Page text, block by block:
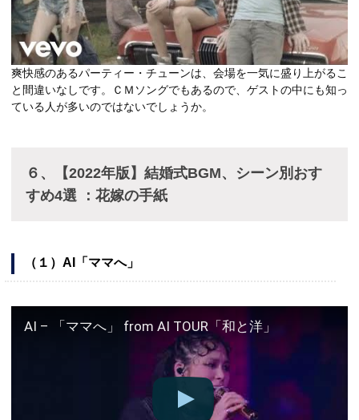
爽快感のあるパーティー・チューンは、会場を一気に盛り上がるこ
と間違いなしです。ＣＭソングでもあるので、ゲストの中にも知っ
ている人が多いのではないでしょうか。
６、【2022年版】結婚式BGM、シーン別おす
すめ4選 ：花嫁の手紙
（１）AI「ママへ」
AI – 「ママへ」 from AI TOUR「和と洋」